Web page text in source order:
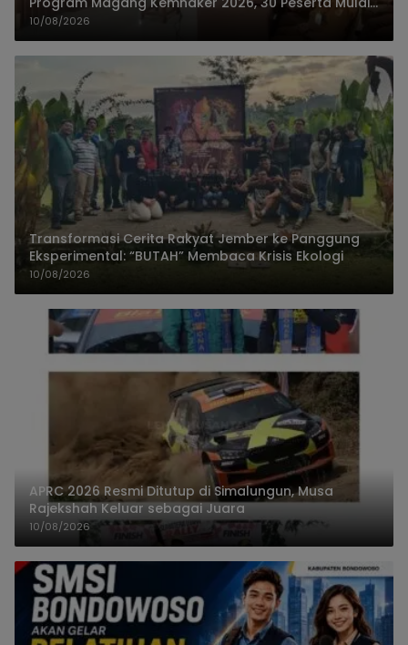
Praktik
10/08/2026
Transformasi Cerita Rakyat Jember ke Panggung
Eksperimental: “BUTAH” Membaca Krisis Ekologi
10/08/2026
APRC 2026 Resmi Ditutup di Simalungun, Musa
Rajekshah Keluar sebagai Juara
10/08/2026